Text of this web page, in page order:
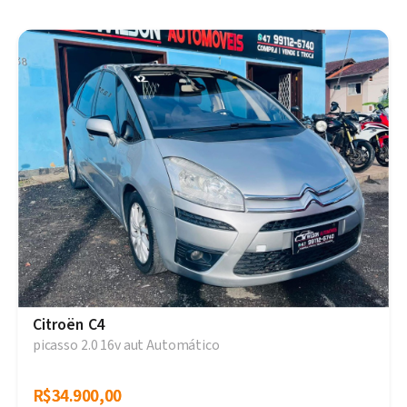
Citroën C4
picasso 2.0 16v aut Automático
R$34.900,00
R$34.900,00